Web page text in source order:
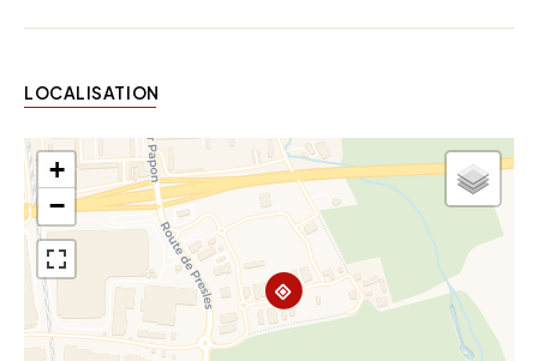
LOCALISATION
+
−